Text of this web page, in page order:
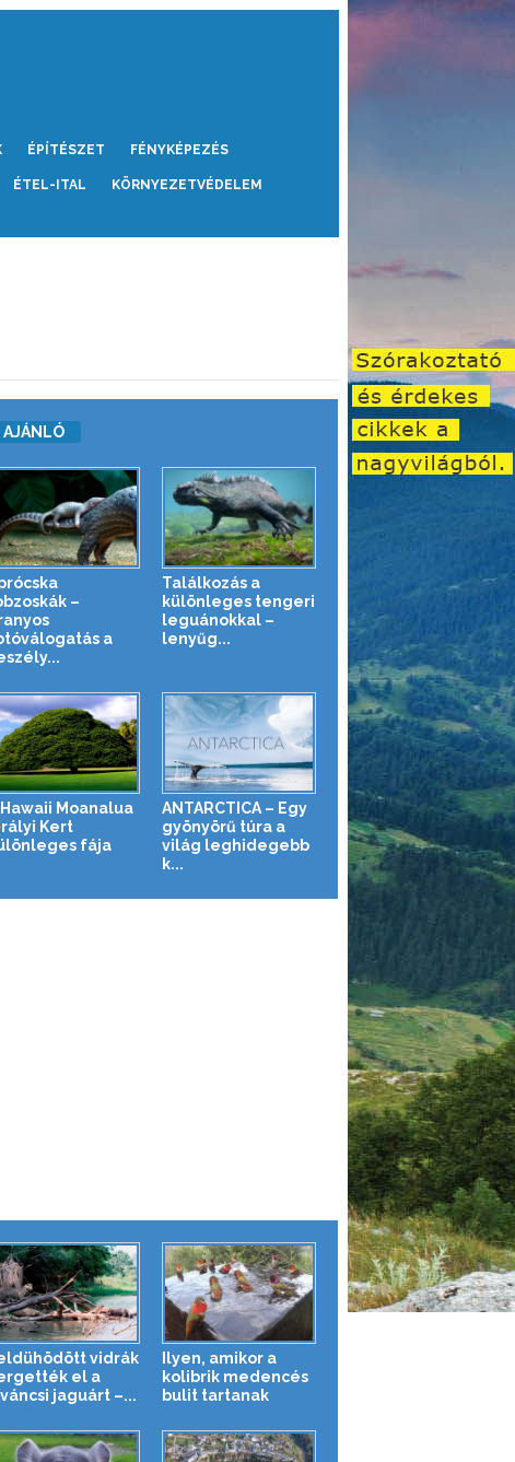
ÉPÍTÉSZET FÉNYKÉPEZÉS
ÉTEL-ITAL KÖRNYEZETVÉDELEM
AJÁNLÓ
–
a
Találkozás a
különleges tengeri
leguánokkal –
lenyűg...
Hawaii Moanalua
Kert
fája
ANTARCTICA – Egy
gyönyörű túra a
világ leghidegebb
k...
vidrák
el a
jaguárt –...
Ilyen, amikor a
kolibrik medencés
bulit tartanak